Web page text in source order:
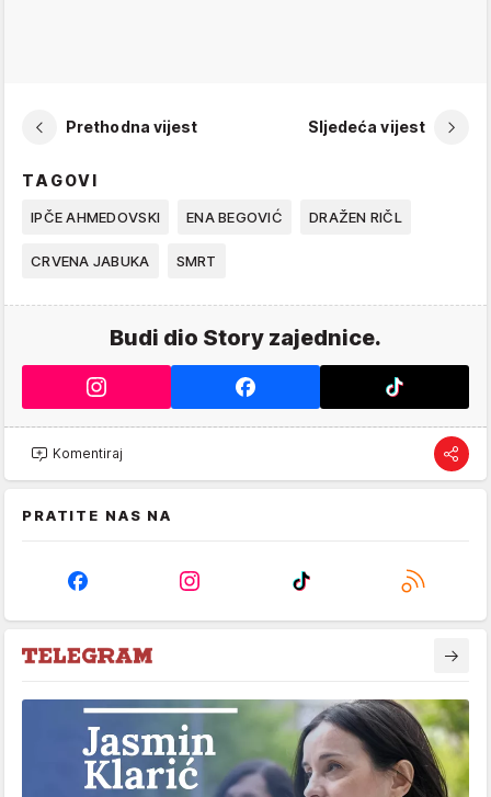
Prethodna vijest Sljedeća vijest
TAGOVI
IPČE AHMEDOVSKI ENA BEGOVIĆ DRAŽEN RIČL
CRVENA JABUKA SMRT
Budi dio Story zajednice.
Komentiraj
PRATITE NAS NA